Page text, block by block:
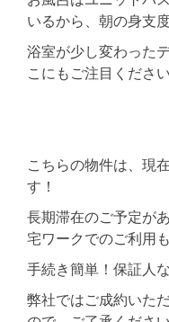
いるから、朝の身支
浴室が少し変わった
こにもご注目ください
こちらの物件は、現
す！
長期滞在のご予定が
宅ワークでのご利用
手続き簡単！保証人な
弊社ではご成約いた